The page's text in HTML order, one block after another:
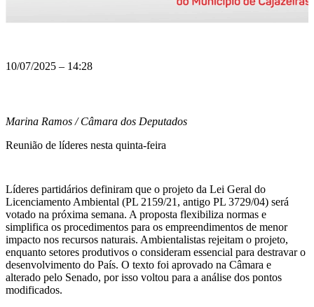
10/07/2025 – 14:28
Marina Ramos / Câmara dos Deputados
Reunião de líderes nesta quinta-feira
Líderes partidários definiram que o projeto da Lei Geral do
Licenciamento Ambiental (PL 2159/21, antigo PL 3729/04) será
votado na próxima semana. A proposta flexibiliza normas e
simplifica os procedimentos para os empreendimentos de menor
impacto nos recursos naturais. Ambientalistas rejeitam o projeto,
enquanto setores produtivos o consideram essencial para destravar o
desenvolvimento do País. O texto foi aprovado na Câmara e
alterado pelo Senado, por isso voltou para a análise dos pontos
modificados.